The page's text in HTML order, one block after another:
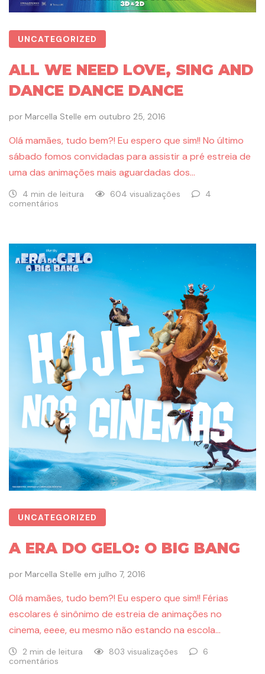
UNCATEGORIZED
ALL WE NEED LOVE, SING AND
DANCE DANCE DANCE
por Marcella Stelle em outubro 25, 2016
Olá mamães, tudo bem?! Eu espero que sim!! No último
sábado fomos convidadas para assistir a pré estreia de
uma das animações mais aguardadas dos…
4 min de leitura 604 visualizações
4
comentários
UNCATEGORIZED
A ERA DO GELO: O BIG BANG
por Marcella Stelle em julho 7, 2016
Olá mamães, tudo bem?! Eu espero que sim!! Férias
escolares é sinônimo de estreia de animações no
cinema, eeee, eu mesmo não estando na escola…
2 min de leitura 803 visualizações
6
comentários